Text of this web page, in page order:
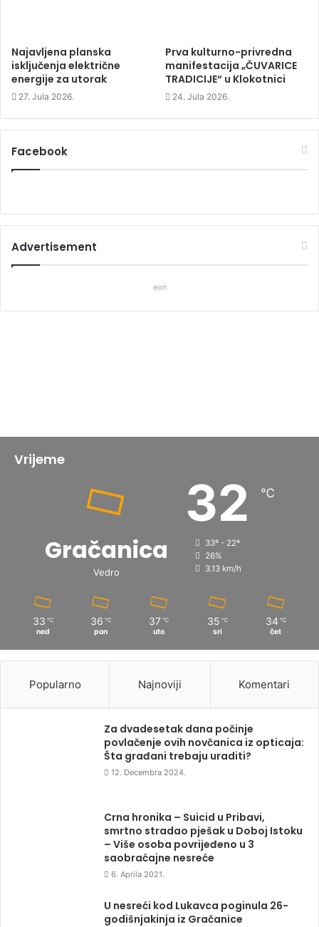
Najavljena planska
isključenja električne
energije za utorak
27. Jula 2026.
Prva kulturno-privredna
manifestacija „ČUVARICE
TRADICIJE“ u Klokotnici
24. Jula 2026.
Facebook
Advertisement
eon
Vrijeme
Gračanica
Vedro
32 ℃
33º - 22º
26%
3.13 km/h
33 ℃
ned
36 ℃
pon
37 ℃
uto
35 ℃
sri
34 ℃
čet
Popularno Najnoviji Komentari
Za dvadesetak dana počinje
povlačenje ovih novčanica iz opticaja:
Šta građani trebaju uraditi?
12. Decembra 2024.
Crna hronika – Suicid u Pribavi,
smrtno stradao pješak u Doboj Istoku
– Više osoba povrijeđeno u 3
saobraćajne nesreće
6. Aprila 2021.
U nesreći kod Lukavca poginula 26-
godišnjakinja iz Gračanice